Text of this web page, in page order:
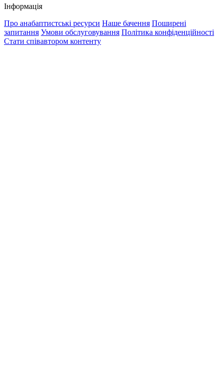
Інформація
Про анабаптистські ресурси Наше бачення Поширені
запитання Умови обслуговування Політика конфіденційності
Стати співавтором контенту